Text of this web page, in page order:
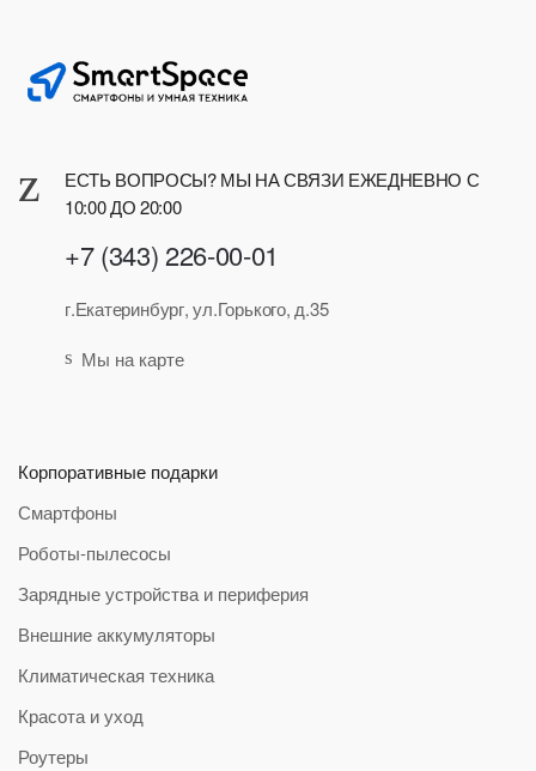
ЕСТЬ ВОПРОСЫ? МЫ НА СВЯЗИ ЕЖЕДНЕВНО С
10:00 ДО 20:00
+7 (343) 226-00-01
г.Екатеринбург, ул.Горького, д.35
Мы на карте
Корпоративные подарки
Смартфоны
Роботы-пылесосы
Зарядные устройства и периферия
Внешние аккумуляторы
Климатическая техника
Красота и уход
Роутеры